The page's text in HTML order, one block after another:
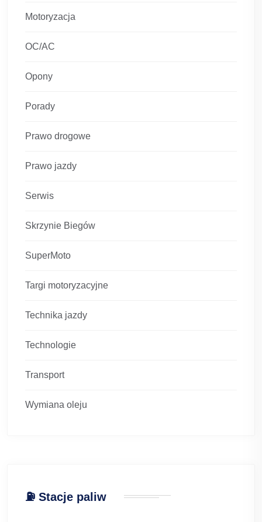
Motoryzacja
OC/AC
Opony
Porady
Prawo drogowe
Prawo jazdy
Serwis
Skrzynie Biegów
SuperMoto
Targi motoryzacyjne
Technika jazdy
Technologie
Transport
Wymiana oleju
⛽ Stacje paliw